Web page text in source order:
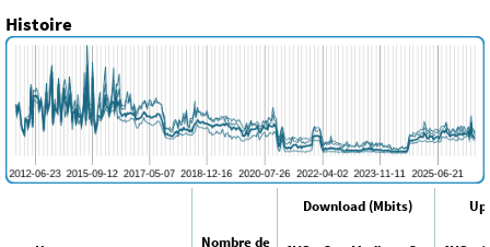
Histoire
Download (Mbits)
Nombre de